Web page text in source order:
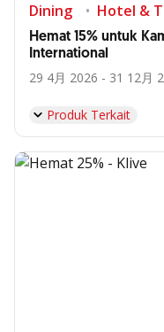
Dining Hotel &
Hemat 15% untuk
International
29 4月 2026 - 31 12月
Produk Terkait